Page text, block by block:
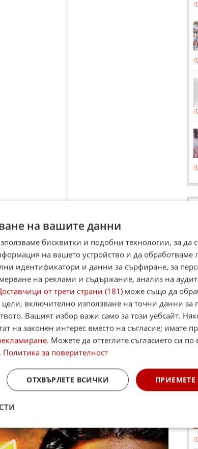
в битката с Девин Хейни. Тя е
на вашите данни
бисквитки и подобни технологии, за да
на вашето устройство и да
идентификатори и данни за сърфиране, за
на реклами и съдържание, анализ на
от трети страни (181) може също да
цели, включително използване на точни данни за
Вашият избор важи само за този уебсайт.
на законен интерес вместо на съгласие; имате
. Можете да оттеглите съгласието си по
. Политика за поверителност
ОТХВЪРЛЕТЕ ВСИЧКИ